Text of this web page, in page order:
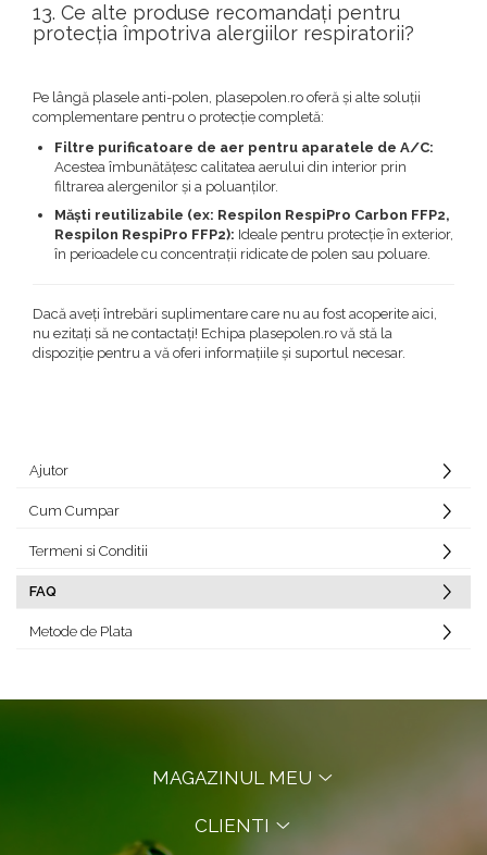
13. Ce alte produse recomandați pentru
protecția împotriva alergiilor respiratorii?
Pe lângă plasele anti-polen, plasepolen.ro oferă și alte soluții
complementare pentru o protecție completă:
Filtre purificatoare de aer pentru aparatele de A/C:
Acestea îmbunătățesc calitatea aerului din interior prin
filtrarea alergenilor și a poluanților.
Măști reutilizabile (ex: Respilon RespiPro Carbon FFP2,
Respilon RespiPro FFP2): Ideale pentru protecție în exterior,
în perioadele cu concentrații ridicate de polen sau poluare.
Dacă aveți întrebări suplimentare care nu au fost acoperite aici,
nu ezitați să ne contactați! Echipa plasepolen.ro vă stă la
dispoziție pentru a vă oferi informațiile și suportul necesar.
Ajutor
Cum Cumpar
Termeni si Conditii
FAQ
Metode de Plata
MAGAZINUL MEU
CLIENTI